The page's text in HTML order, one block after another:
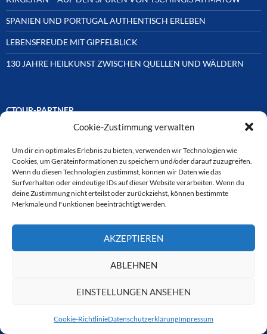
Cookie-Zustimmung verwalten
Um dir ein optimales Erlebnis zu bieten, verwenden wir Technologien wie
Cookies, um Geräteinformationen zu speichern und/oder darauf zuzugreifen.
Wenn du diesen Technologien zustimmst, können wir Daten wie das
Surfverhalten oder eindeutige IDs auf dieser Website verarbeiten. Wenn du
deine Zustimmung nicht erteilst oder zurückziehst, können bestimmte
Merkmale und Funktionen beeinträchtigt werden.
AKZEPTIEREN
ABLEHNEN
EINSTELLUNGEN ANSEHEN
Cookie-RichtlinieDatenschutzerklärungImpressum
SPANIEN UND PORTUGAL AUTHENTISCH ERLEBEN
LEBENSFREUDE MIT GIPFELBLICK
130 JAHRE HEILKUNST ZWISCHEN QUELLEN UND WÄLDERN
CTOUR-PARTNER
Ehrenmitglieder auf unterschiedliche Weise mit
ausgewählten Partnern der Medien- und Tourismusbranche
verbunden. Hier eine
Auswahl der Online-Plattformen:
CTOUR der Club der Tourismus-Journalisten. Wir freuen uns immer
das Kontaktformular Kontakt zu uns auf. CTOUR über 30 Jahre im